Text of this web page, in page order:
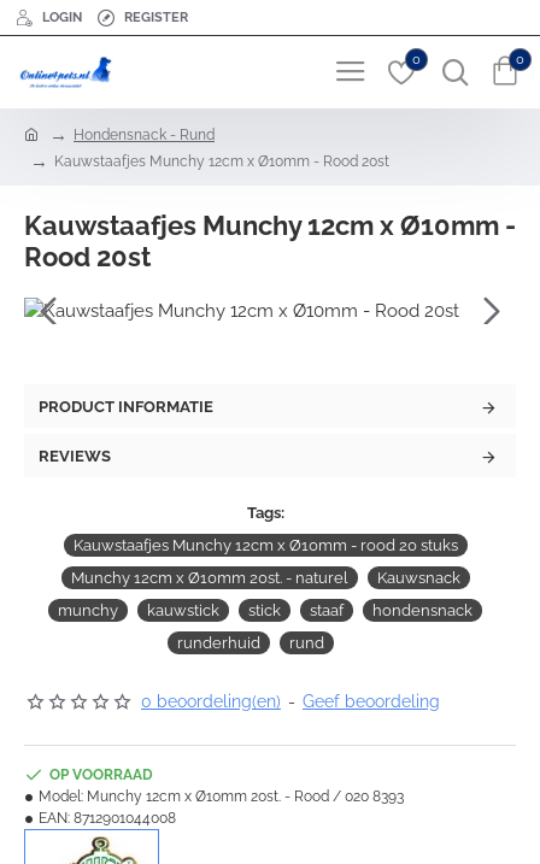
LOGIN REGISTER
0 0
Hondensnack - Rund
Kauwstaafjes Munchy 12cm x Ø10mm - Rood 20st
Kauwstaafjes Munchy 12cm x Ø10mm -
Rood 20st
PRODUCT INFORMATIE
REVIEWS
Tags:
Kauwstaafjes Munchy 12cm x Ø10mm - rood 20 stuks
Munchy 12cm x Ø10mm 20st. - naturel
Kauwsnack
munchy
kauwstick stick staaf
hondensnack
runderhuid
rund
0 beoordeling(en) - Geef beoordeling
OP VOORRAAD
Model: Munchy 12cm x Ø10mm 20st. - Rood / 020 8393
EAN: 8712901044008